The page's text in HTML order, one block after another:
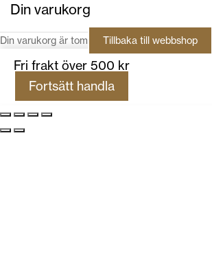
Din varukorg
Din varukorg är tom Tillbaka till webbshop
Fri frakt över 500 kr
Fortsätt handla